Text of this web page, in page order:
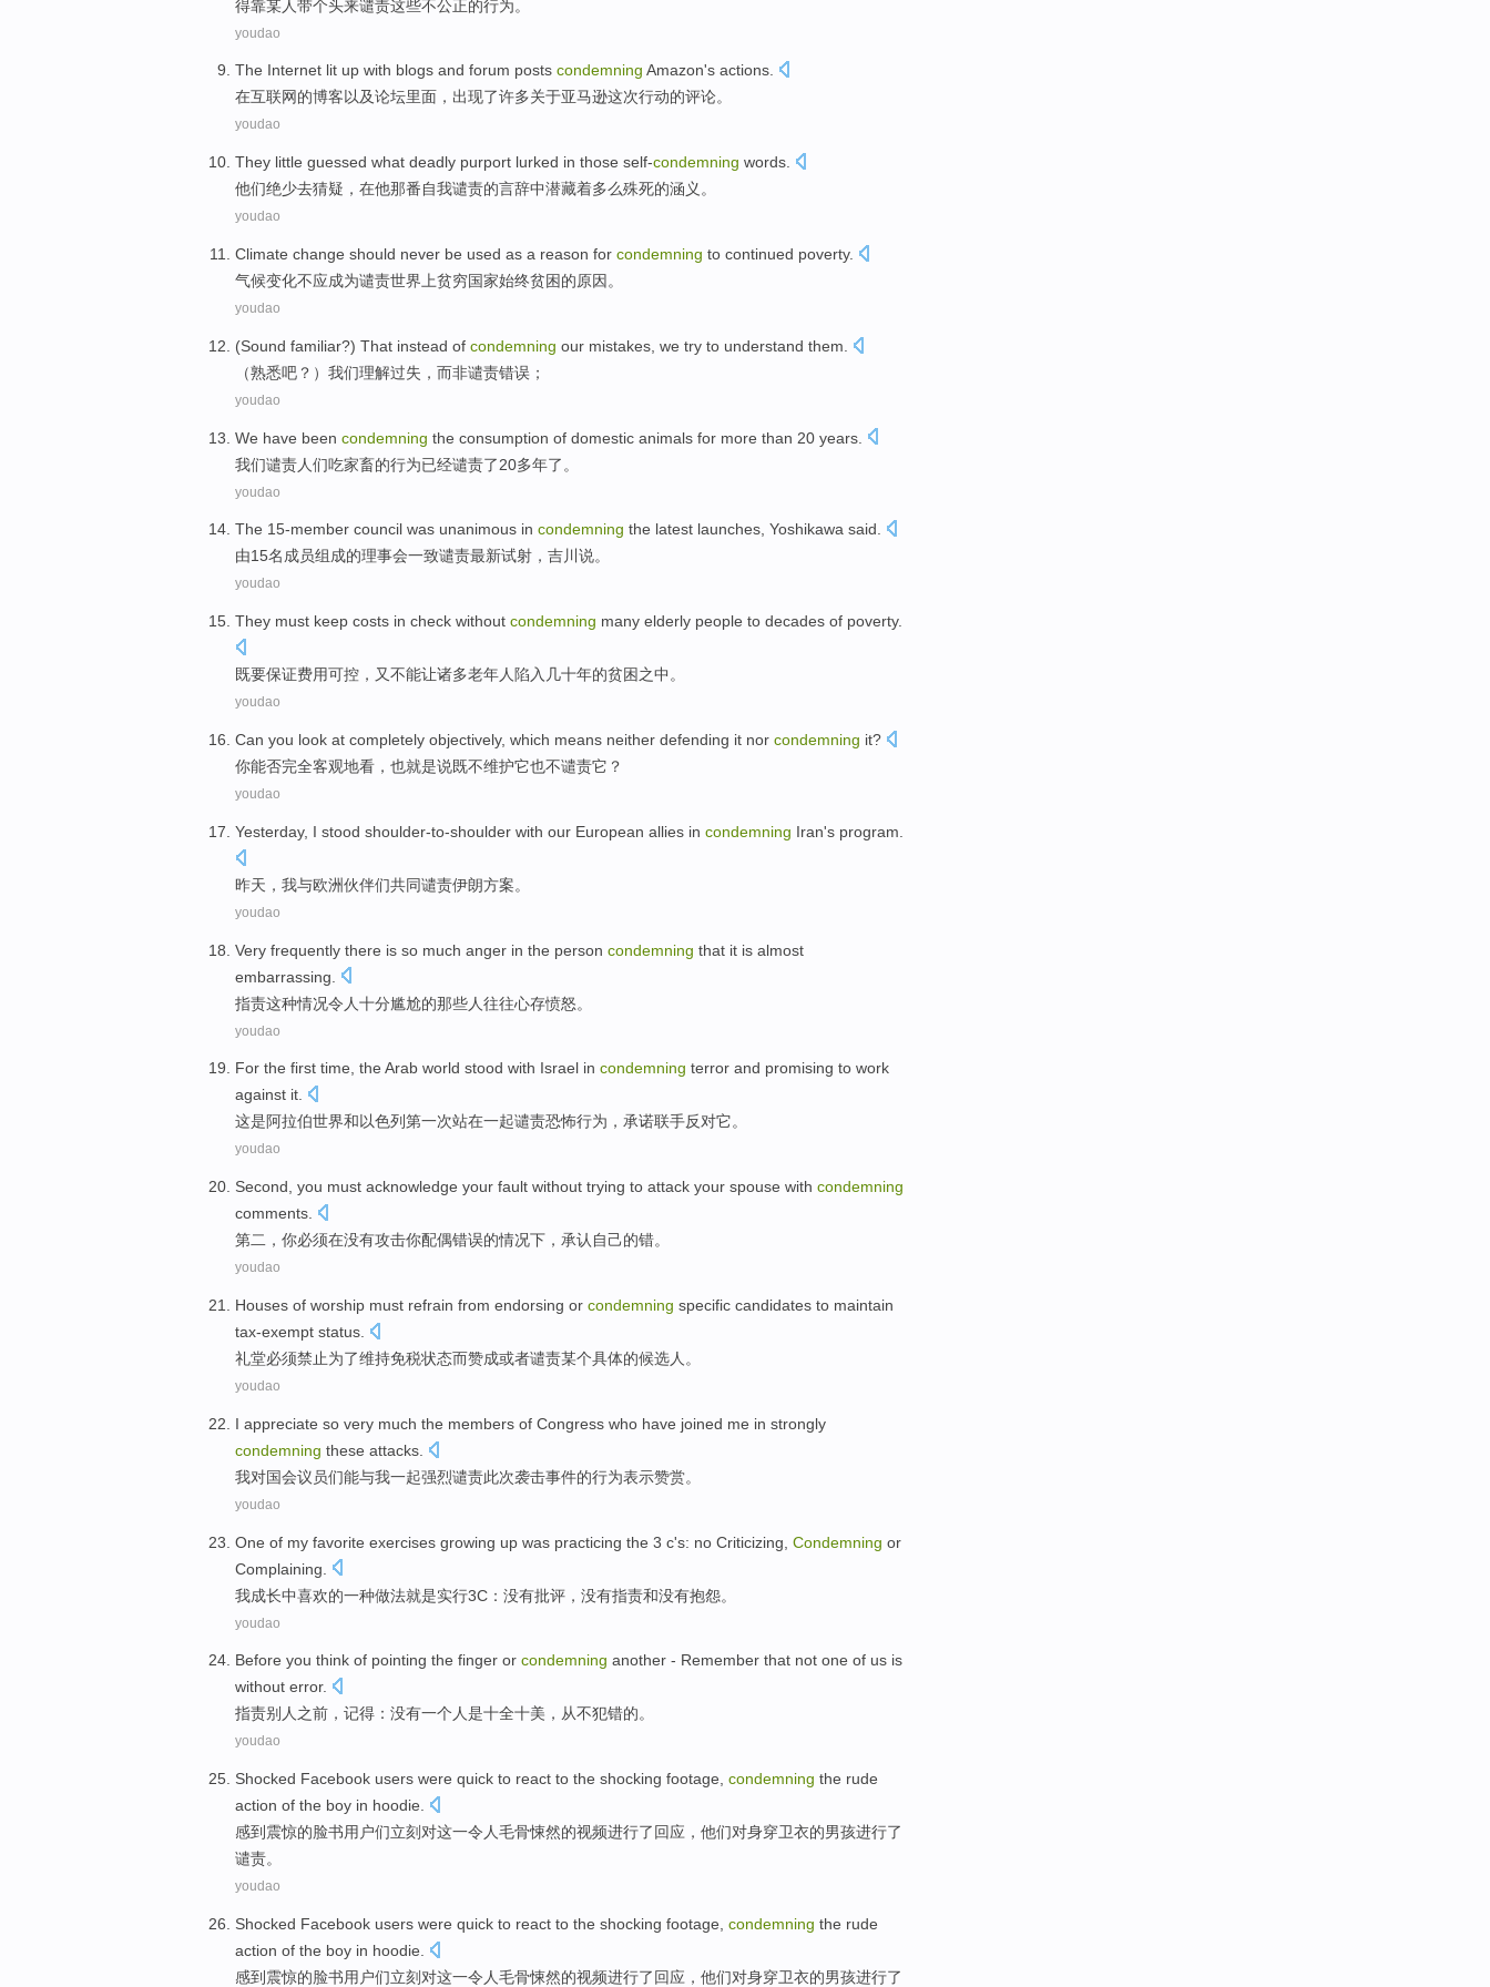
得靠某人带个头来谴责这些不公正的行为。
youdao
The Internet lit up with blogs and forum posts condemning Amazon's actions.
在互联网的博客以及论坛里面， 出现了许多关于亚马逊这次行动的评论。
youdao
They little guessed what deadly purport lurked in those self-condemning words
他们绝少去猜疑 ， 在他那番自我谴责的言辞中潜藏着多么殊死的涵义 。
youdao
Climate change should never be used as a reason for condemning to continued poverty.
气候变化不应成为谴责世界上贫穷国家始终贫困的原因 。
youdao
(Sound familiar?) That instead of condemning our mistakes we try to understand them
（熟悉吧？） 我们理解过失 ， 而非谴责错误；
youdao
We have been condemning the consumption of domestic animals for more than 20 years
我们谴责人们吃家畜的行为已经谴责了20多年了 。
youdao
The 15-member council was unanimous in condemning the latest launches, Yoshikawa said.
由15名成员组成的理事会一致谴责最新试射 ， 吉川 说。
youdao
They must keep costs in check without condemning many elderly people to decades of poverty.
既要保证费用可控 ，又不能让诸多老年人 陷入 几十年的贫困之中。
youdao
Can you look at completely objectively, which means neither defending it nor condemning it?
你能否完全客观地看 ， 也就是说既不维护它也不谴责它？
youdao
Yesterday, I stood shoulder-to-shoulder with our European allies in condemning Iran's program
昨天 ， 我与欧洲伙伴们共同谴责伊朗方案。
youdao
Very frequently there is so much anger in the person condemning that it is almost
embarrassing
指责这种情况令人十分尴尬的那些人往往心存愤怒。
youdao
For the first time, the Arab world stood with Israel in condemning terror and promising to work
against it.
这是阿拉伯世界和以色列第一次站在一起谴责恐怖行为 ， 承诺联手反对它。
youdao
Second you must acknowledge your fault without trying to attack your spouse with condemning
comments
第二 ， 你必须在没有攻击你配偶错误的情况下， 承认 自己的错。
youdao
Houses of worship must refrain from endorsing or condemning specific candidates to maintain
tax-exempt status
礼堂必须禁止为了维持免税状态而赞成或者谴责某个具体的候选人 。
youdao
I appreciate so very much the members of Congress who have joined me in strongly
condemning these attacks
我对国会议员们能与我一起强烈谴责此次袭击事件的行为表示赞赏。
youdao
One of my favorite exercises growing up was practicing the 3 c's: no Criticizing Condemning or
Complaining
我成长中喜欢的一种做法就是实行3C ： 没有批评 ， 没有指责和没有抱怨。
youdao
Before you think of pointing the finger or condemning another - Remember that not one of us is
without error.
指责别人之前 ， 记得 ：没有一个人是十全十美，从不犯错的。
youdao
Shocked Facebook users were quick to react to the shocking footage condemning the rude
action of the boy in hoodie.
感到震惊的脸书用户们立刻 对这一令人毛骨悚然的视频进行了回应，他们对身穿卫衣的男孩进行了
谴责。
youdao
Shocked Facebook users were quick to react to the shocking footage condemning the rude
action of the boy in hoodie.
感到震惊的脸书用户们立刻 对这一令人毛骨悚然的视频进行了回应，他们对身穿卫衣的男孩进行了